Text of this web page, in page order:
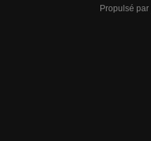
Propulsé par